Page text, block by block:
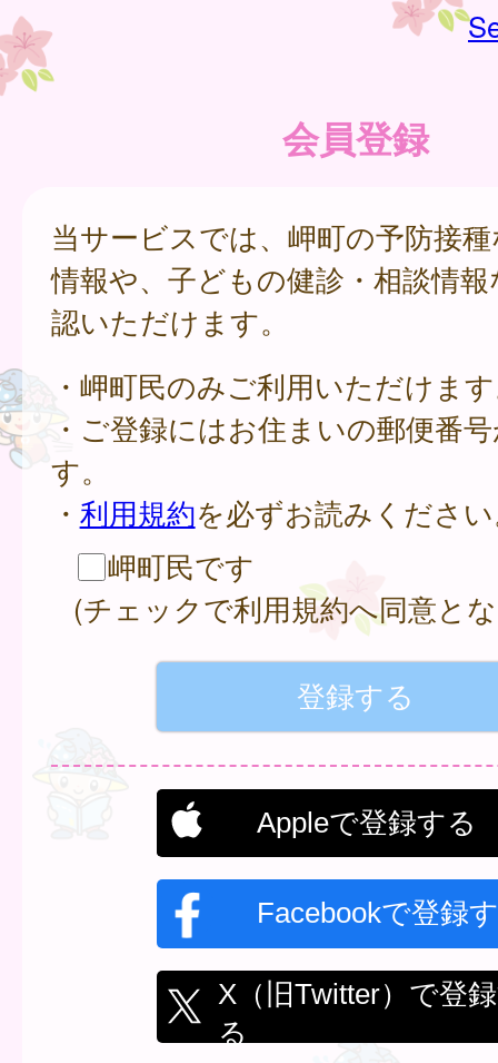
会員登録
当サービスでは、岬町の予防接
情報や、子どもの健診・相談情
認いただけます。
・岬町民のみご利用いただけま
・ご登録にはお住まいの郵便番
す。
・ 利用規約を必ずお読みくださ
岬町民です
(チェックで利用規約へ同意と
Appleで登録する
Facebookで登録
X（旧Twitter）で登
る